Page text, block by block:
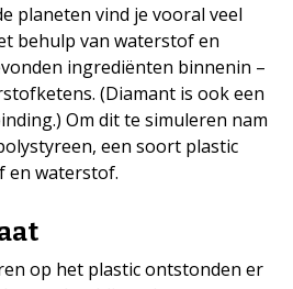
planeten vind je vooral veel
behulp van waterstof en
ingrediënten binnenin –
(Diamant is ook een
Om dit te simuleren nam
een soort plastic
en waterstof.
op het plastic ontstonden er